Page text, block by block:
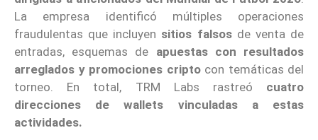
La empresa identificó múltiples operaciones
fraudulentas que incluyen sitios falsosde venta de
entradas, esquemas de apuestas con resultados
arreglados y promociones criptocon temáticas del
torneo. En total, TRM Labs rastreó cuatro
direcciones de wallets vinculadas a estas
actividades.